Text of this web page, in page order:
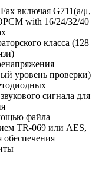
включая G711(a/μ,
with 16/24/32/40
класса (128
уровень проверки)
сигнала для
файла
TR-069 или AES,